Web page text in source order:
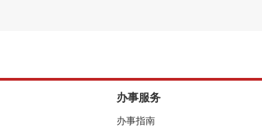
办事服务
办事指南